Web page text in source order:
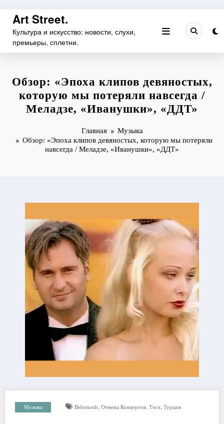
Перейти
содержимому
Art Street.
Культура и искусство: новости, слухи,
премьеры, сплетни.
Обзор: «Эпоха клипов девяностых,
которую мы потеряли навсегда /
Меладзе, «Иванушки», «ДДТ»
Главная
Музыка
Обзор: «Эпоха клипов девяностых, которую мы потеряли
навсегда / Меладзе, «Иванушки», «ДДТ»
Музыка Behemoth, Отмена Концертов, Теги, Турция